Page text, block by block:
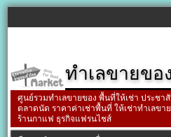
ทำเลขายขอ
ศูนย์รวมทำเลขายของ พื้นที่ให้เช่า ประช
ตลาดนัด ราคาค่าเช่าพื้นที่ ให้เช่าทำเลข
ร้านกาแฟ ธุรกิจแฟรนไชส์